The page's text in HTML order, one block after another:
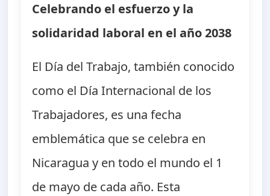
Celebrando el esfuerzo y la
solidaridad laboral en el año 2038
El Día del Trabajo, también conocido
como el Día Internacional de los
Trabajadores, es una fecha
emblemática que se celebra en
Nicaragua y en todo el mundo el 1
de mayo de cada año. Esta